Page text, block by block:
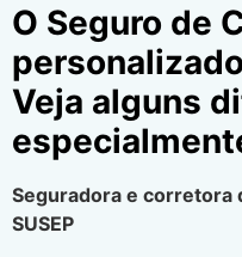
O Seguro de
Veja alguns
Seguradora e corretora
SUSEP